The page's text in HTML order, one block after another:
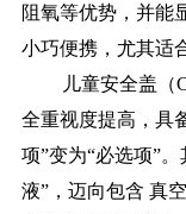
阻氧等优势，并能
小巧便携，尤其适
儿童安全盖（
全重视度提高，具
项”变为“必选项”
液”，迈向包含 真